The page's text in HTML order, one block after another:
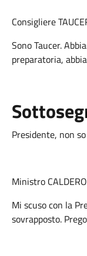
Consigliere
Sono Taucer.
preparatoria,
Presidente, non
Ministro
Mi scuso con la
sovrapposto.